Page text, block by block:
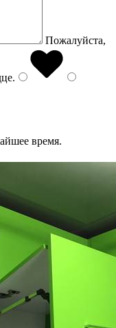
Пожалуйста,
.
время.